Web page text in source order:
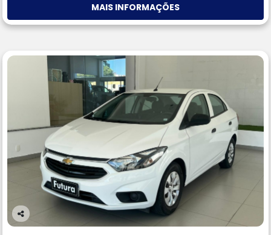
MAIS INFORMAÇÕES
Co